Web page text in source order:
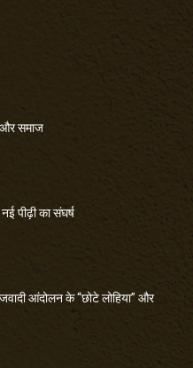
समाज
पीढ़ी का संघर्ष
आंदोलन के “छोटे लोहिया” और